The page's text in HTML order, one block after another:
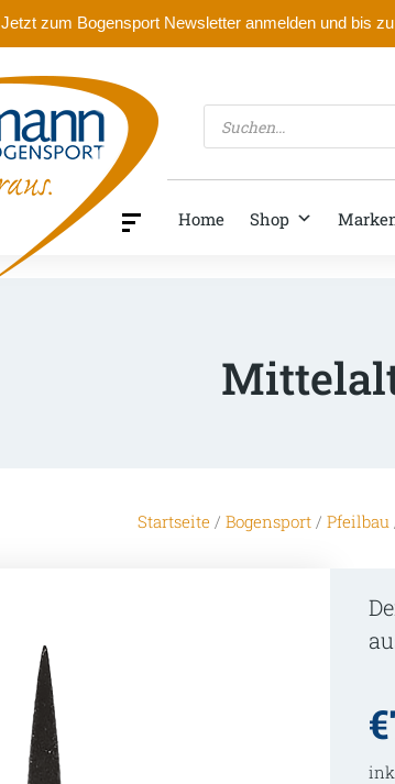
Jetzt zum Bogensport Newsletter anmelden und bis
Products
search
Home Shop
Startseite / Bogensport / Pfeilbau
€